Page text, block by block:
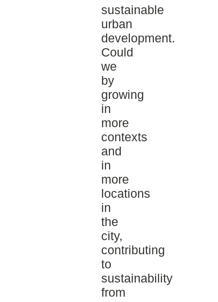
sustainable
urban
development.
Could
we
by
growing
in
more
contexts
and
in
more
locations
in
the
city,
contributing
to
sustainability
from